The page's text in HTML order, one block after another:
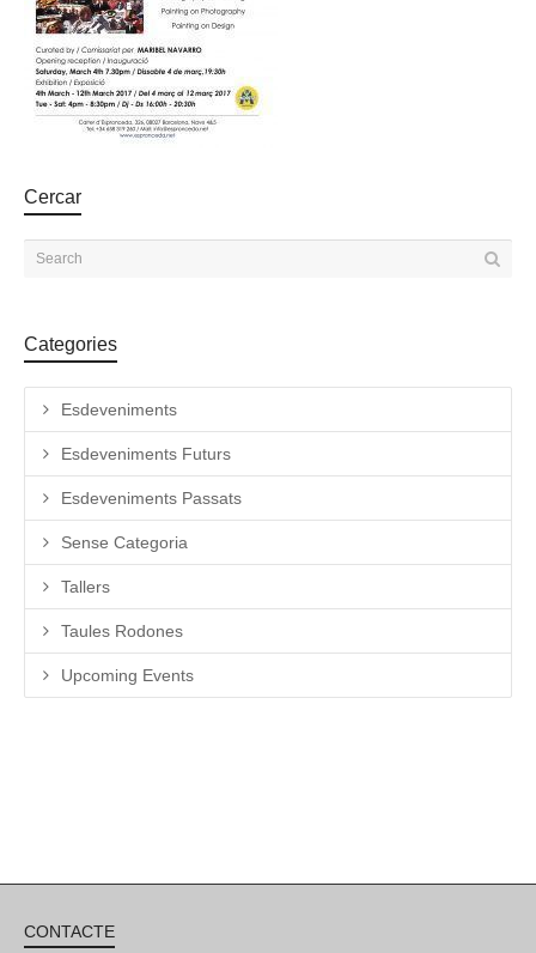
Cercar
Categories
Esdeveniments
Esdeveniments Futurs
Esdeveniments Passats
Sense Categoria
Tallers
Taules Rodones
Upcoming Events
CONTACTE